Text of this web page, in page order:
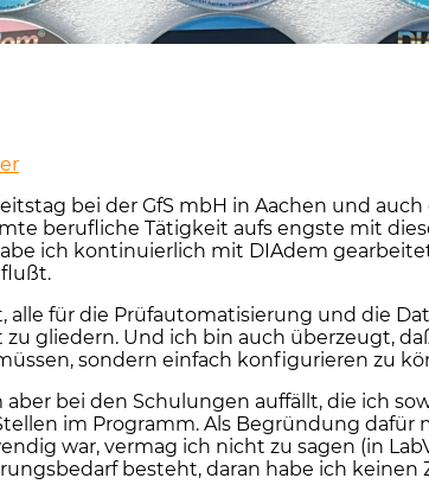
bei der GfS mbH in Aachen und
berufliche Tätigkeit aufs engste mit
ich kontinuierlich mit DIAdem
alle für die Prüfautomatisierung und die
gliedern. Und ich bin auch überzeugt,
sondern einfach konfigurieren zu
bei den Schulungen auffällt, die ich
im Programm. Als Begründung
war, vermag ich nicht zu sagen (in
besteht, daran habe ich